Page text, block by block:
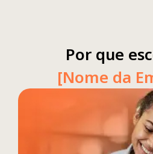
Por que
[Nome da